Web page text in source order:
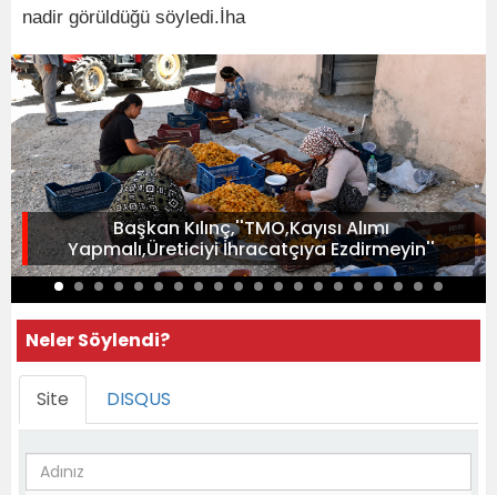
nadir görüldüğü söyledi.İha
Başkan Kılınç,''TMO,Kayısı Alımı
Yapmalı,Üreticiyi İhracatçıya Ezdirmeyin''
Neler Söylendi?
Site DISQUS